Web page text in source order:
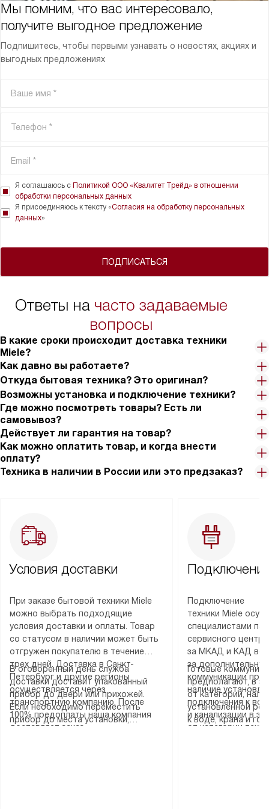
Мы помним, что вас интересовало,
получите выгодное предложение
Подпишитесь, чтобы первыми узнавать о новостях, акциях и
выгодных предложениях
ПОДПИСАТЬСЯ
Я соглашаюсь с Политикой ООО «Квалитет Трейд» в отношении
обработки персональных данных
Я присоединяюсь к тексту «Согласия на обработку персональных
данных»
Ответы на часто задаваемые
вопросы
В какие сроки происходит доставка техники
Miele?
Как давно вы работаете?
Откуда бытовая техника? Это оригинал?
Возможны установка и подключение техники?
Где можно посмотреть товары? Есть ли
самовывоз?
Действует ли гарантия на товар?
Как можно оплатить товар, и когда внести
оплату?
Техника в наличии в России или это предзаказ?
Условия доставки
При заказе бытовой техники Miele
можно выбрать подходящие
условия доставки и оплаты. Товар
со статусом в наличии может быть
отгружен покупателю в течение
трех дней. Доставка в Санкт-
Петербург и другие регионы
осуществляется через
транспортную компанию. После
100% предоплаты наша компания
доставляет заказ
В оговоренный день служба
доставки доставит упакованный
прибор до двери или прихожей.
Если необходимо переместить
прибор до места установки,
Подключение
техники Miele
специалистами
сервисного
за МКАД и КАД
за
коммуникации
наличие
подключения к
и канализации в
от категории
Готовые
предполагают, в
от категории,
установленной
к воде, крана и